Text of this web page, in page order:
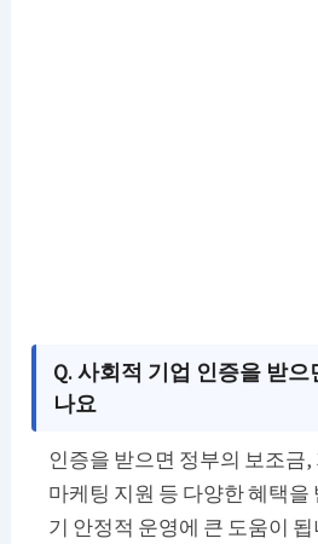
Q. 사회적 기업 인증을 받
나요
인증을 받으면 정부의 보조금
마케팅 지원 등 다양한 혜택을
기 안정적 운영에 큰 도움이 됩